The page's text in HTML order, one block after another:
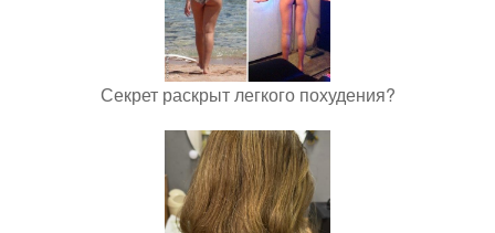
Секрет раскрыт легкого похудения?